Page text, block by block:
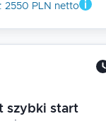
: 2550 PLN netto
szybki start